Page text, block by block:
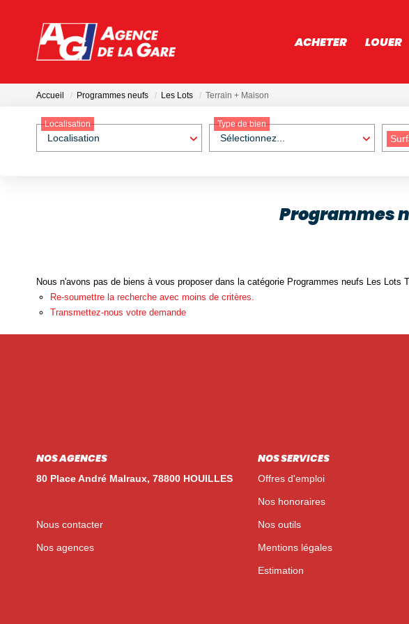
ACHETER LOUER
Accueil Programmes neufs Les Lots Terrain + Maison
Localisation
Localisation
Sélectionnez...
Type de bien
Programmes
Nous n'avons pas de biens à vous proposer dans la catégorie Programmes neufs Les
Re-soumettre la recherche avec moins de critères.
Transmettez-nous votre demande
NOS AGENCES
80 Place André Malraux, 78800 HOUILLES
Nous contacter
Nos agences
NOS SERVICES
Offres d'emploi
Nos honoraires
Nos outils
Mentions légales
Estimation